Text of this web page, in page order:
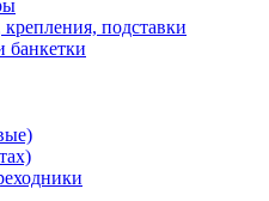
подставки
банкетки